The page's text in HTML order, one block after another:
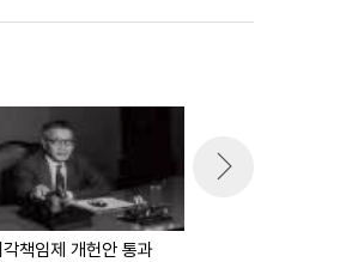
각책임제 개헌안 통과